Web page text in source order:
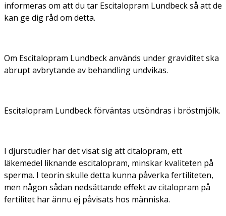
informeras om att du tar Escitalopram Lundbeck så att de
kan ge dig råd om detta.
Om Escitalopram Lundbeck används under graviditet ska
abrupt avbrytande av behandling undvikas.
Escitalopram Lundbeck förväntas utsöndras i bröstmjölk.
I djurstudier har det visat sig att citalopram, ett
läkemedel liknande escitalopram, minskar kvaliteten på
sperma. I teorin skulle detta kunna påverka fertiliteten,
men någon sådan nedsättande effekt av citalopram på
fertilitet har ännu ej påvisats hos människa.